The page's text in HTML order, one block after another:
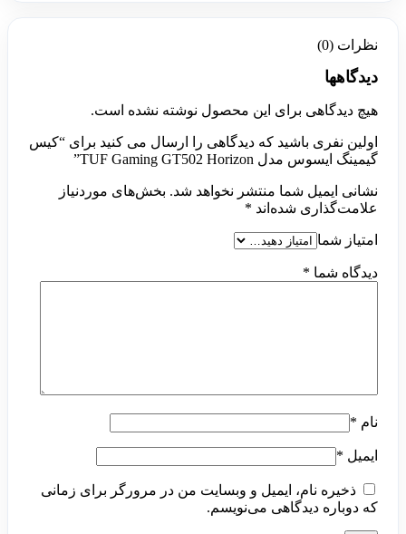
نظرات (0)
دیدگاهها
هیچ دیدگاهی برای این محصول نوشته نشده است.
اولین نفری باشید که دیدگاهی را ارسال می کنید برای “کیس
گیمینگ ایسوس مدل TUF Gaming GT502 Horizon”
نشانی ایمیل شما منتشر نخواهد شد. بخش‌های موردنیاز
علامت‌گذاری شده‌اند *
امتیاز شما
دیدگاه شما *
نام *
ایمیل *
ذخیره نام، ایمیل و وبسایت من در مرورگر برای زمانی
که دوباره دیدگاهی می‌نویسم.